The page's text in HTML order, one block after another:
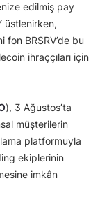
edilmiş pay
üstlenirken,
fon BRSRV’de bu
ihraççıları için
), 3 Ağustos’ta
müşterilerin
platformuyla
ekiplerinin
imkân